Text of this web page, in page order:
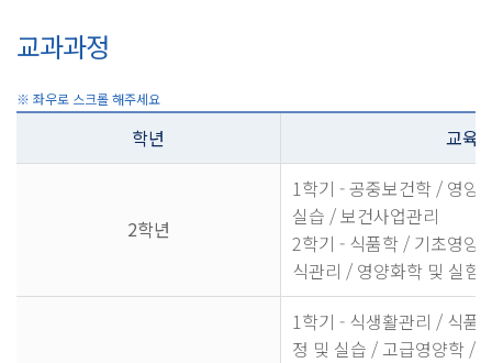
교과과정
학년 교육
2학년
1학기 - 공중보건학 / 영양
실습 / 보건사업관리
2학기 - 식품학 / 기초영양
식관리 / 영양화학 및 실험
1학기 - 식생활관리 / 식품
정 및 실습 / 고급영양학 /